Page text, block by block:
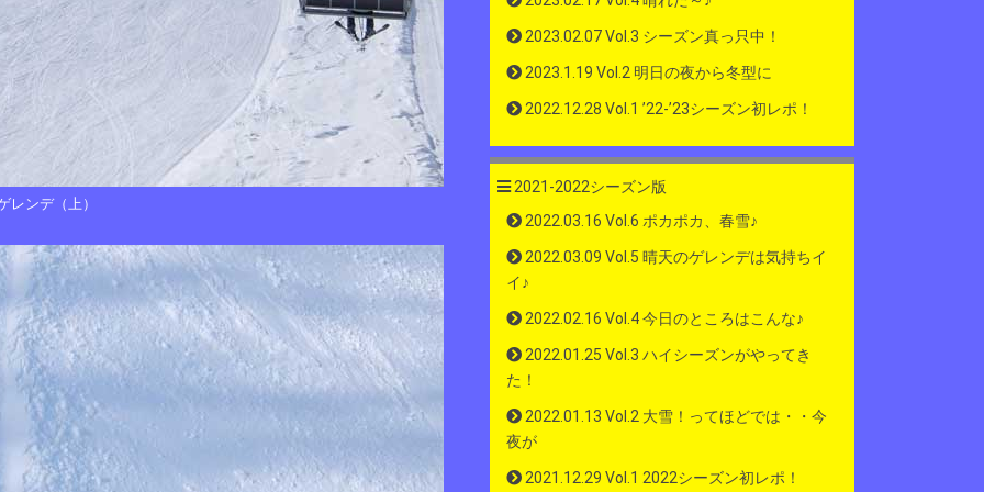
レンデ（上）
2023.02.07 Vol.3 シーズン真っ只中！
2023.1.19 Vol.2 明日の夜から冬型に
2022.12.28 Vol.1 ’22-’23シーズン初レポ！
2021-2022シーズン版
2022.03.16 Vol.6 ポカポカ、春雪♪
2022.03.09 Vol.5 晴天のゲレンデは気持ちイ
イ♪
2022.02.16 Vol.4 今日のところはこんな♪
2022.01.25 Vol.3 ハイシーズンがやってき
た！
2022.01.13 Vol.2 大雪！ってほどでは・・今
夜が
2021.12.29 Vol.1 2022シーズン初レポ！